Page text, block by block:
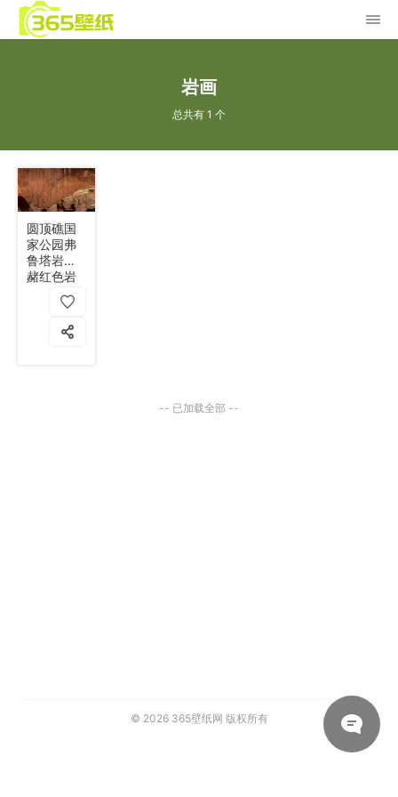
岩画
总共有 1 个
圆顶礁国
家公园弗
鲁塔岩画
赭红色岩
壁 人形图
-- 已加载全部 --
© 2026 365壁纸网 版权所有